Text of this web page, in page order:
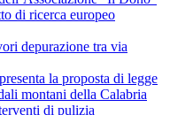
di ricerca europeo
depurazione tra via
la proposta di legge
montani della Calabria
di pulizia